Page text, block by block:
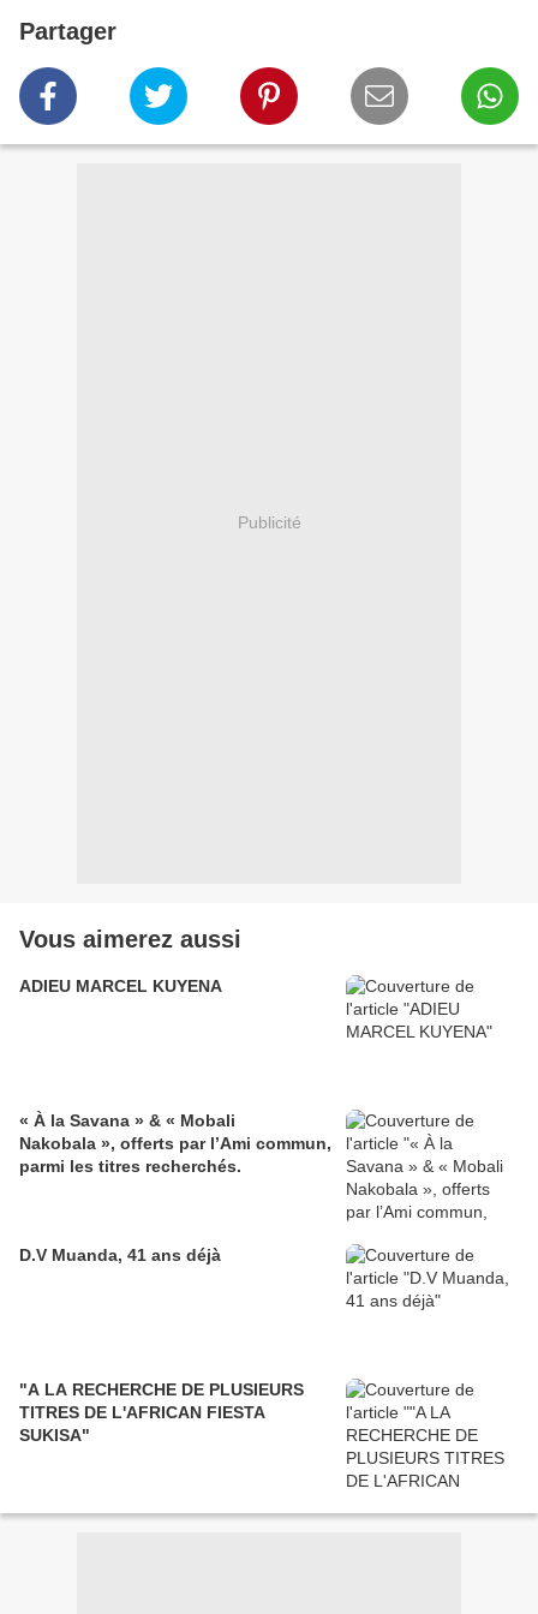
Partager
Publicité
Vous aimerez aussi
ADIEU MARCEL KUYENA
« À la Savana » & « Mobali
Nakobala », offerts par l’Ami commun,
parmi les titres recherchés.
D.V Muanda, 41 ans déjà
"A LA RECHERCHE DE PLUSIEURS
TITRES DE L'AFRICAN FIESTA
SUKISA"